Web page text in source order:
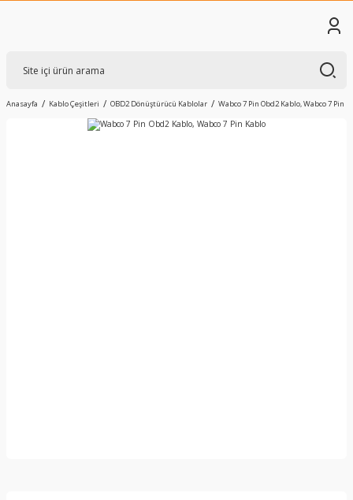
Anasayfa Kablo Çeşitleri OBD2 Dönüştürücü Kablolar Wabco 7 Pin Obd2 Kablo, Wabco 7 Pin